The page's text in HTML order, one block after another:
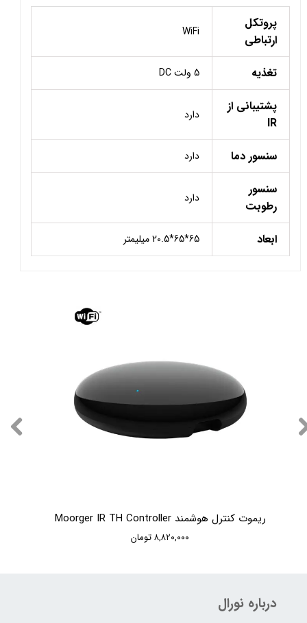
پروتکل
ارتباطی
WiFi
تغذیه 5 ولت DC
پشتیبانی از
IR
دارد
سنسور دما دارد
سنسور
رطوبت
دارد
ابعاد 65*65*20.5 میلیمتر
ریموت کنترل هوشمند Moorger IR TH Controller
۸,۸۲۰,۰۰۰ تومان
درباره نورال